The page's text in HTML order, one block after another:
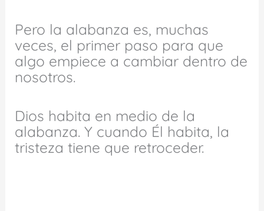
Pero la alabanza es, muchas
veces, el primer paso para que
algo empiece a cambiar dentro de
nosotros.
Dios habita en medio de la
alabanza. Y cuando Él habita, la
tristeza tiene que retroceder.